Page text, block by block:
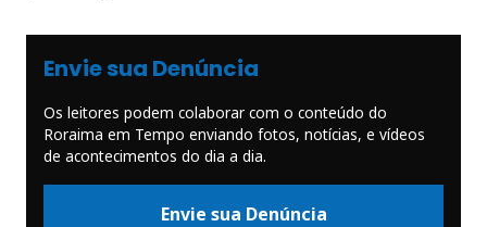
Envie sua Denúncia
Os leitores podem colaborar com o conteúdo do
Roraima em Tempo enviando fotos, notícias, e vídeos
de acontecimentos do dia a dia.
Envie sua Denúncia